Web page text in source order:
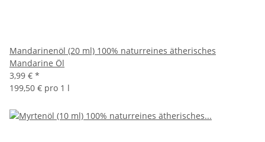
Mandarinenöl (20 ml) 100% naturreines ätherisches
Mandarine Öl
3,99 € *
199,50 € pro 1 l